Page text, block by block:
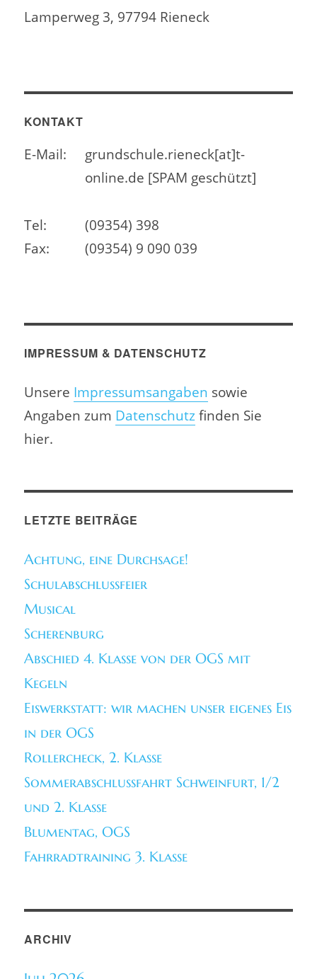
Lamperweg 3, 97794 Rieneck
KONTAKT
E-Mail:
grundschule.rieneck[at]t-
online.de [SPAM geschützt]
Tel:
(09354) 398
Fax:
(09354) 9 090 039
IMPRESSUM & DATENSCHUTZ
Unsere Impressumsangaben sowie
Angaben zum Datenschutzfinden Sie
hier.
LETZTE BEITRÄGE
Achtung, eine Durchsage!
Schulabschlussfeier
Musical
Scherenburg
Abschied 4. Klasse von der OGS mit
Kegeln
Eiswerkstatt: wir machen unser eigenes Eis
in der OGS
Rollercheck, 2. Klasse
Sommerabschlussfahrt Schweinfurt, 1/2
und 2. Klasse
Blumentag, OGS
Fahrradtraining 3. Klasse
ARCHIV